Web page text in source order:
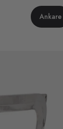
Ankare